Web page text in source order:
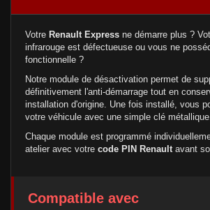
Votre Renault Express ne démarre plus ?
infrarouge est défectueuse ou vous ne
fonctionnelle ?
Notre module de désactivation permet de
définitivement l'anti-démarrage tout en
installation d'origine. Une fois installé, vous
votre véhicule avec une simple clé métallique.
Chaque module est programmé
atelier avec votre code PIN Renault avant
Compatible avec